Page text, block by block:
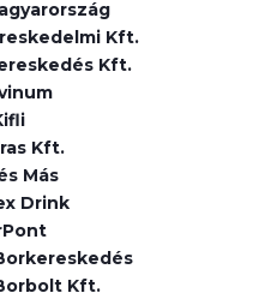
Kft.
Kft.
Kft.
Más
Drink
Kft.